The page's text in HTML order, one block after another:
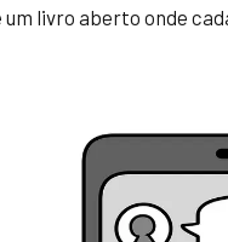
um livro aberto onde